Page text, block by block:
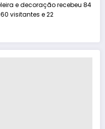
e decoração recebeu 84
visitantes e 22